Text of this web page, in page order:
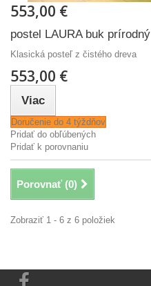
553,00 €
postel LAURA buk prírodný
Klasická posteľ z čistého dreva
553,00 €
Viac
Doručenie do 4 týždňov
Pridať do obľúbených
Pridať k porovnaniu
Porovnať (0)
Zobraziť 1 - 6 z 6 položiek